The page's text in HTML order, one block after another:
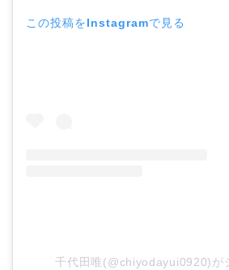
この投稿をInstagramで見る
千代田唯(@chiyodayui0920)が